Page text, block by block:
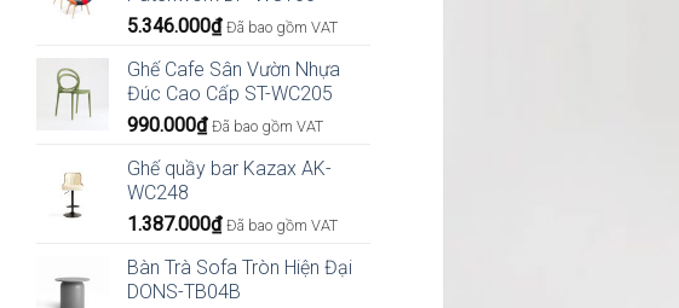
5.346.000₫ Đã bao gồm VAT
Ghế Cafe Sân Vườn Nhựa
Đúc Cao Cấp ST-WC205
990.000₫ Đã bao gồm VAT
Ghế quầy bar Kazax AK-
WC248
1.387.000₫ Đã bao gồm VAT
Bàn Trà Sofa Tròn Hiện Đại
DONS-TB04B